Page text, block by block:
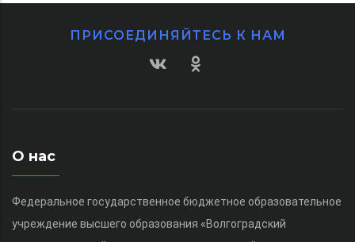
ПРИСОЕДИНЯЙТЕСЬ К НАМ
О нас
Федеральное государственное бюджетное образовательное
учреждение высшего образования «Волгоградский